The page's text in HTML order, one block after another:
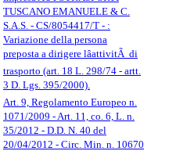
TUSCANO EMANUELE & C.
S.A.S. - CS/8054417/T - :
Variazione della persona
preposta a dirigere lâattivitÃ di
trasporto (art. 18 L. 298/74 - artt.
3 D. Lgs. 395/2000).
Art. 9, Regolamento Europeo n.
1071/2009 - Art. 11, co. 6, L. n.
35/2012 - D.D. N. 40 del
20/04/2012 - Circ. Min. n. 10670